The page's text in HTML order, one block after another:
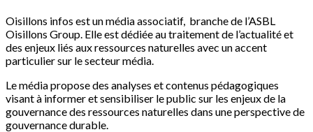
Oisillons infos est un média associatif, branche de l’ASBL
Oisillons Group. Elle est dédiée au traitement de l’actualité et
des enjeux liés aux ressources naturelles avec un accent
particulier sur le secteur média.
Le média propose des analyses et contenus pédagogiques
visant à informer et sensibiliser le public sur les enjeux de la
gouvernance des ressources naturelles dans une perspective de
gouvernance durable.